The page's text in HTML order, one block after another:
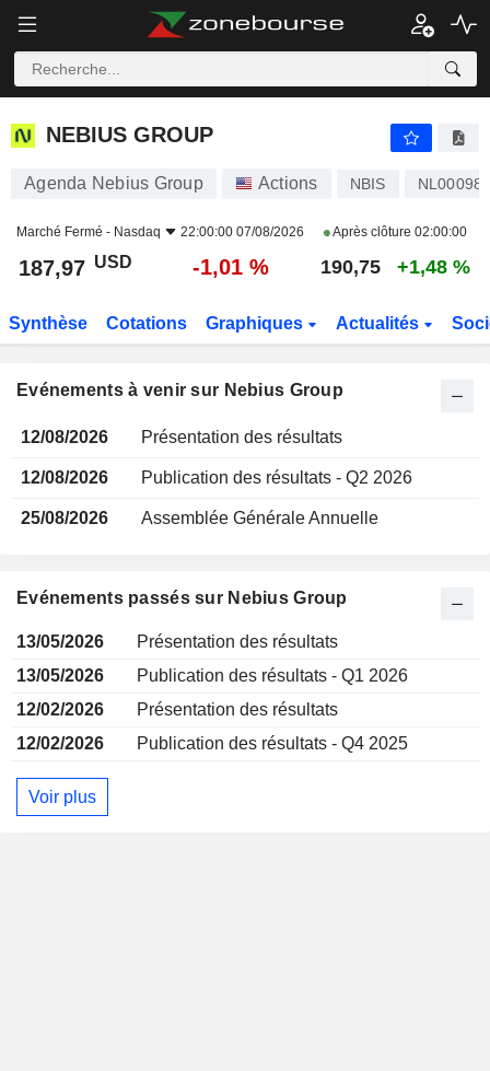
NEBIUS GROUP
NEBIUS GROUP
Agenda Nebius Group Actions NBIS
Marché Fermé - Nasdaq 22:00:00 07/08/2026 Après clôture 02:00:00
187,97 USD -1,01 % 190,75 +1,48 %
Synthèse Cotations Graphiques Actualités
Evénements à venir sur Nebius Group
12/08/2026 Présentation des résultats
12/08/2026 Publication des résultats - Q2 2026
25/08/2026 Assemblée Générale Annuelle
Evénements passés sur Nebius Group
13/05/2026
Présentation des résultats
13/05/2026
Publication des résultats - Q1 2026
12/02/2026
Présentation des résultats
12/02/2026
Publication des résultats - Q4 2025
Voir plus